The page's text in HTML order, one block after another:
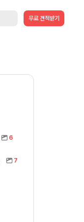
무료 견적받기
6
7